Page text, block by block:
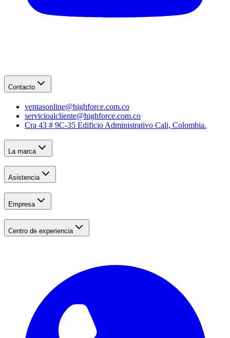
Contacto
ventasonline@highforce.com.co
servicioalcliente@highforce.com.co
Cra 43 # 9C-35 Edificio Administrativo Cali, Colombia.
La marca
Asistencia
Empresa
Centro de experiencia